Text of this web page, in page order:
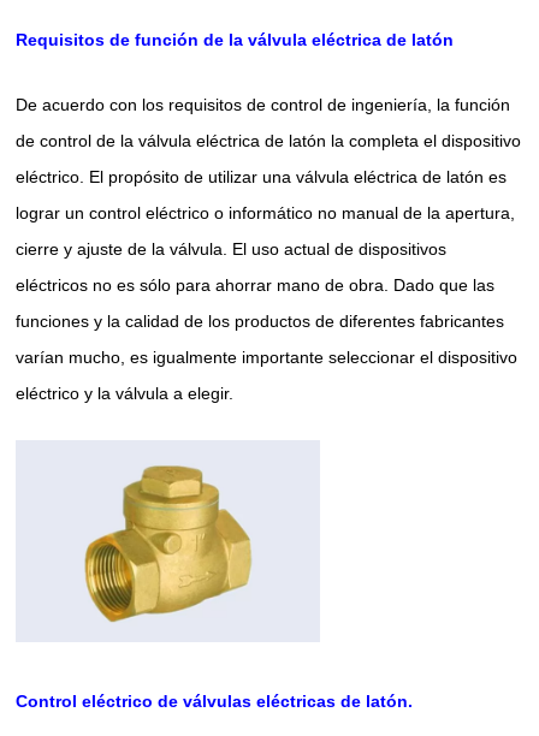
Requisitos de función de la válvula eléctrica de latón
De acuerdo con los requisitos de control de ingeniería, la función
de control de la válvula eléctrica de latón la completa el dispositivo
eléctrico. El propósito de utilizar una válvula eléctrica de latón es
lograr un control eléctrico o informático no manual de la apertura,
cierre y ajuste de la válvula. El uso actual de dispositivos
eléctricos no es sólo para ahorrar mano de obra. Dado que las
funciones y la calidad de los productos de diferentes fabricantes
varían mucho, es igualmente importante seleccionar el dispositivo
eléctrico y la válvula a elegir.
Control eléctrico de válvulas eléctricas de latón.